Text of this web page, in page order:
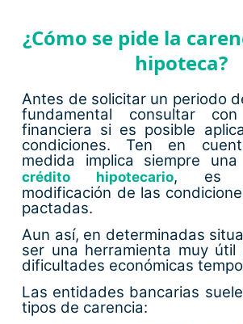
¿Cómo se pide la
hipoteca?
Antes de solicitar un periodo
fundamental consultar
financiera si es posible
condiciones. Ten en
medida implica siempre una
crédito hipotecario, es
modificación de las
pactadas.
Aun así, en determinadas
ser una herramienta muy
dificultades económicas
Las entidades bancarias
tipos de carencia: